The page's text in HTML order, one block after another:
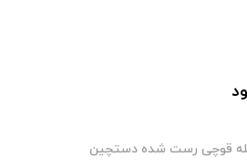
قوچی رست شده دستچین